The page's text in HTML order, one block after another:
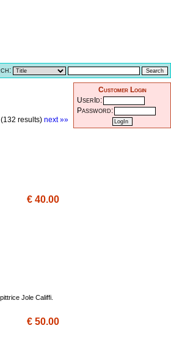
results) next »»
€ 40.00
Jole Califfi.
€ 50.00
Customer Login
UserId:
Password: